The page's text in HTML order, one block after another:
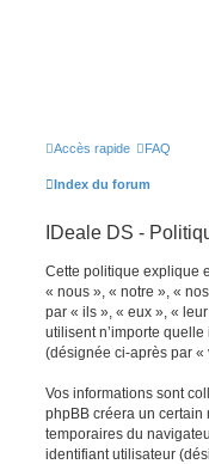
Accès rapide FAQ
Index du forum
IDeale DS -
Cette politique explique
« nous », « notre », «
par « ils », « eux », «
utilisent n’importe
(désignée ci-après par «
Vos informations sont
phpBB créera un certain
temporaires du
identifiant utilisateur